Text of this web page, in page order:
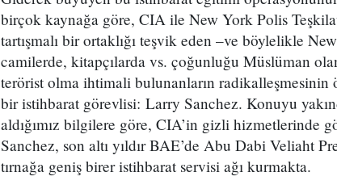
birçok kaynağa göre, CIA ile New York Polis
tartışmalı bir ortaklığı teşvik eden –ve böylelikle
camilerde, kitapçılarda vs. çoğunluğu Müslüman
terörist olma ihtimali bulunanların radikalleşmesinin
bir istihbarat görevlisi: Larry Sanchez. Konuyu
aldığımız bilgilere göre, CIA’in gizli hizmetlerinde
Sanchez, son altı yıldır BAE’de Abu Dabi Veliaht
tırnağa geniş birer istihbarat servisi ağı kurmakta.